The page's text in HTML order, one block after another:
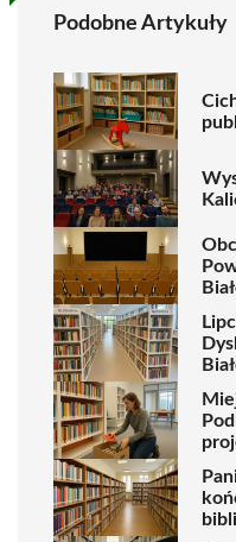
Podobne Artykuły